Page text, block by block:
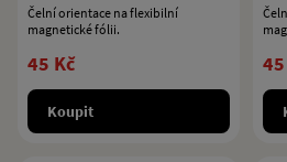
Čelní orientace na flexibilní
magnetické fólii.
45 Kč
Koupit